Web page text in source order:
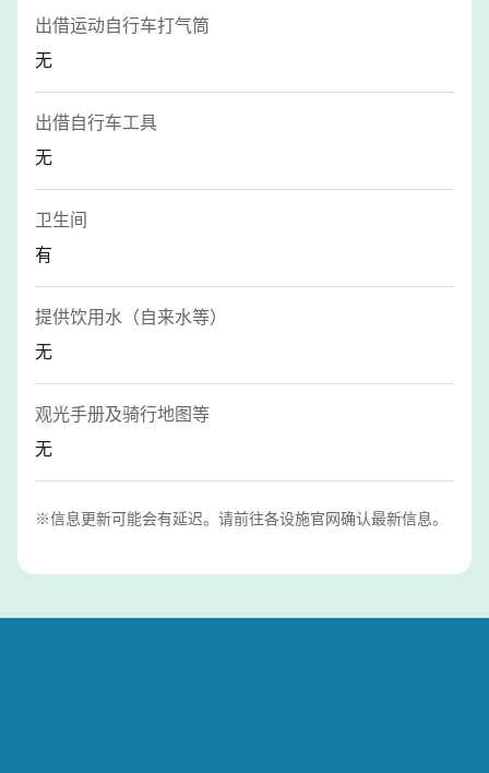
出借运动自行车打气筒
无
出借自行车工具
无
卫生间
有
提供饮用水（自来水等）
无
观光手册及骑行地图等
无
※信息更新可能会有延迟。请前往各设施官网确认最新信息。